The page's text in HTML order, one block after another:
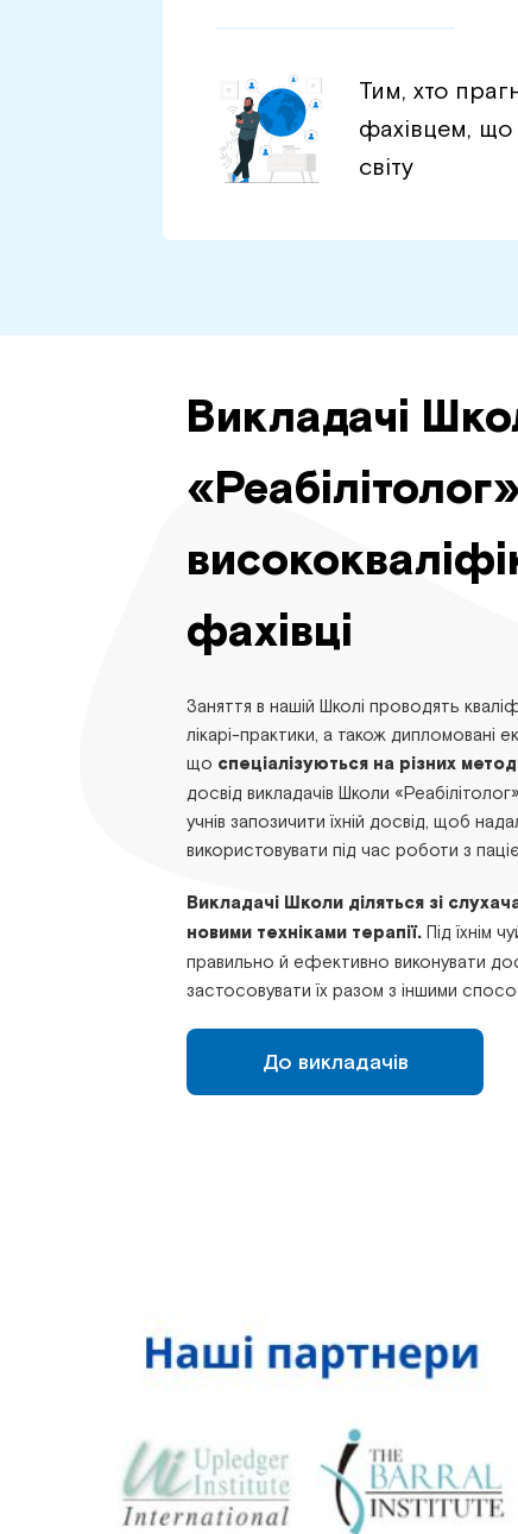
Тим, хто
фахівцем, що
світу
Викладачі
фахівці
Заняття в нашій Школі проводять
лікарі-практики, а також дипломовані
що спеціалізуються на різних
досвід викладачів Школи
учнів запозичити їхній досвід, щоб
використовувати під час роботи з
Викладачі Школи діляться зі
новими техніками терапії. Під їхнім
правильно й ефективно виконувати
застосовувати їх разом з іншими
До викладачів